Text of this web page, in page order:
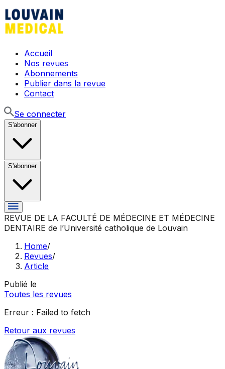
Accueil
Nos revues
Abonnements
Publier dans la revue
Contact
Se connecter
S'abonner
S'abonner
REVUE DE LA FACULTÉ DE MÉDECINE ET MÉDECINE
DENTAIRE de l’Université catholique de Louvain
Home/
Revues/
Article
Publié le
Toutes les revues
Erreur : Failed to fetch
Retour aux revues